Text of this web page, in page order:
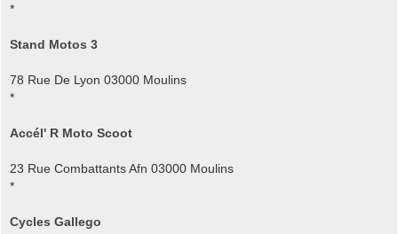
*
Stand Motos 3
78 Rue De Lyon 03000 Moulins
*
Accél' R Moto Scoot
23 Rue Combattants Afn 03000 Moulins
*
Cycles Gallego